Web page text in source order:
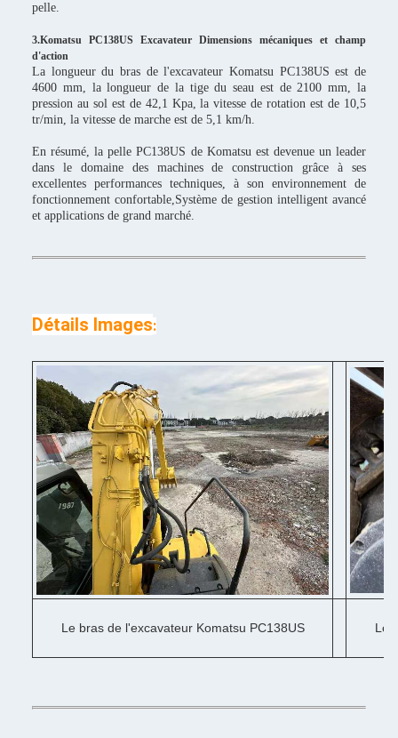
pelle.
3.Komatsu PC138US Excavateur Dimensions mécaniques et champ
d'action
La longueur du bras de l'excavateur Komatsu PC138US est de
4600 mm, la longueur de la tige du seau est de 2100 mm, la
pression au sol est de 42,1 Kpa, la vitesse de rotation est de 10,5
tr/min, la vitesse de marche est de 5,1 km/h.
En résumé, la pelle PC138US de Komatsu est devenue un leader
dans le domaine des machines de construction grâce à ses
excellentes performances techniques, à son environnement de
fonctionnement confortable,Système de gestion intelligent avancé
et applications de grand marché.
Détails Images:
Le bras de l'excavateur Komatsu PC138US Le